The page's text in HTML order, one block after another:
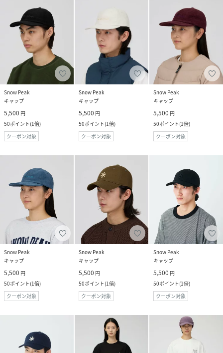
Snow Peak
キャップ
5,500 円
50ポイント(1倍)
クーポン対象
Snow Peak
キャップ
5,500 円
50ポイント(1倍)
クーポン対象
Snow Peak
キャップ
5,500 円
50ポイント(1倍)
クーポン対象
Snow Peak
キャップ
5,500 円
50ポイント(1倍)
クーポン対象
Snow Peak
キャップ
5,500 円
50ポイント(1倍)
クーポン対象
Snow Peak
キャップ
5,500 円
50ポイント(1倍)
クーポン対象